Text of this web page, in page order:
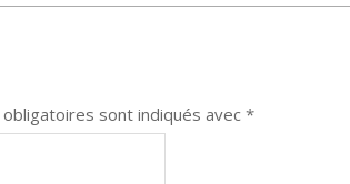
obligatoires sont indiqués avec *